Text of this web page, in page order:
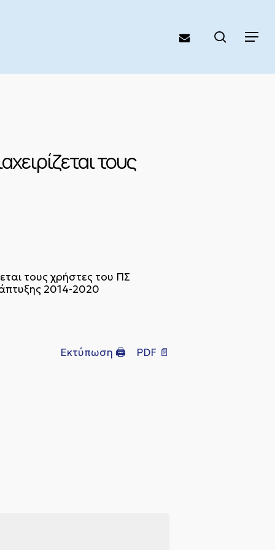
Menu
email search
τους
τους χρήστες του ΠΣ
2014-2020
Εκτύπωση 🖨 PDF 📄